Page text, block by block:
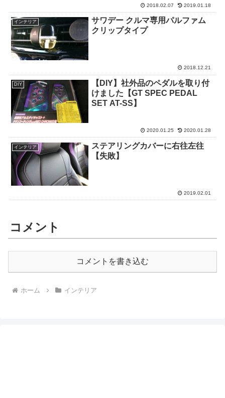
2018.02.07 2019.01.18
インテリア
サワデー クルマ専用パルファム
クリップタイプ
2018.12.21
DIY
【DIY】社外品のペダルを取り付
けました【GT SPEC PEDAL
SET AT-SS】
2020.01.25 2020.01.28
インテリア
ステアリングカバーに右往左往
【失敗】
2019.02.01
コメント
コメントを書き込む
ホーム インテリア